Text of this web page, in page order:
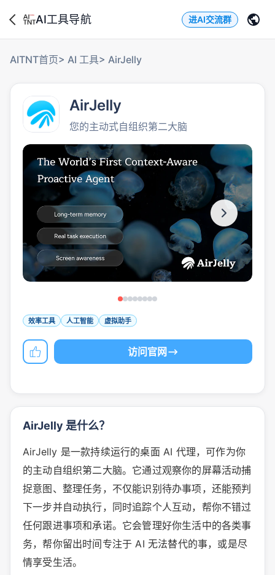
AI工具导航 进AI交流群
AITNT首页> AI 工具> AirJelly
AirJelly
您的主动式自组织第二大脑
效率工具 人工智能 虚拟助手
访问官网
AirJelly 是什么？
AirJelly 是一款持续运行的桌面 AI 代理，可作为你
的主动自组织第二大脑。它通过观察你的屏幕活动捕
捉意图、整理任务，不仅能识别待办事项，还能预判
下一步并自动执行，同时追踪个人互动，帮你不错过
任何跟进事项和承诺。它会管理好你生活中的各类事
务，帮你留出时间专注于 AI 无法替代的事，或是尽
情享受生活。